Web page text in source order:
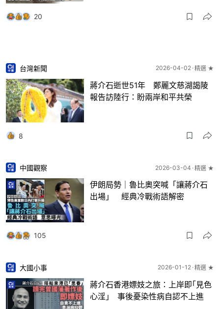
20
台灣新聞 2026-04-02 精選 ★
蔣介石逝世51年 鄭麗文慈湖謁陵
報告訪陸行：盼兩岸和平共榮
8
中國觀察 2026-03-04 精選 ★
伊朗局勢｜魯比奧突喊「讓蔣介石
出場」 經典冷戰術語解密
105
大國小事 2026-01-12 精選 ★
蔣介石香港嫖妓之旅：上岸即｢見色
心淫｣ 事後憂染性病自認不上進